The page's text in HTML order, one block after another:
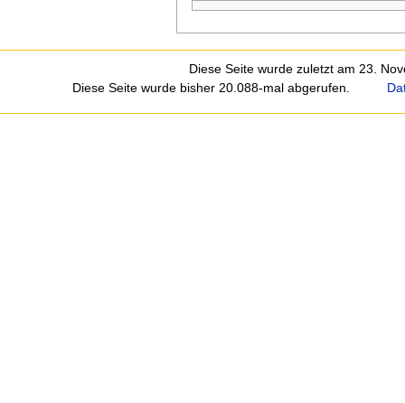
Diese Seite wurde zuletzt am 23.
Diese Seite wurde bisher 20.088-mal abgerufen.